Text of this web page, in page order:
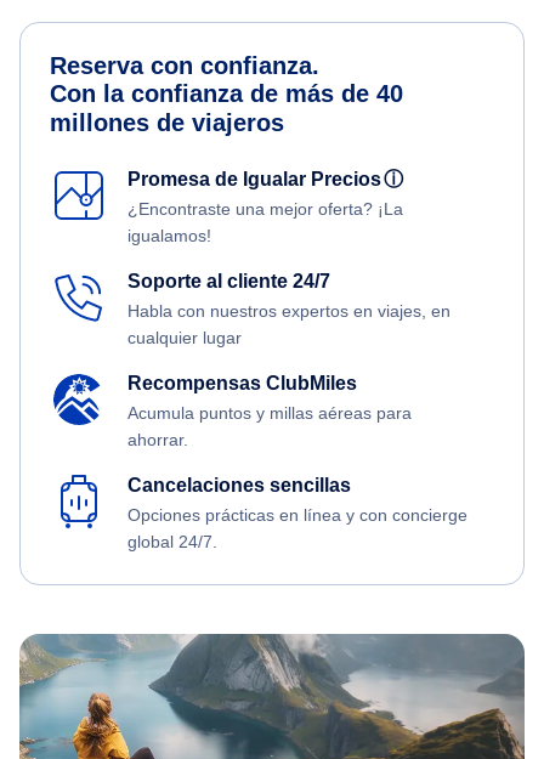
Reserva con confianza.
Con la confianza de más de 40
millones de viajeros
Promesa de Igualar Preciosⓘ
¿Encontraste una mejor oferta? ¡La
igualamos!
Soporte al cliente 24/7
Habla con nuestros expertos en viajes, en
cualquier lugar
Recompensas ClubMiles
Acumula puntos y millas aéreas para
ahorrar.
Cancelaciones sencillas
Opciones prácticas en línea y con concierge
global 24/7.